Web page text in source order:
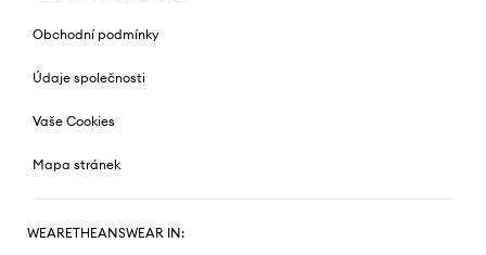
Obchodní podmínky
Údaje společnosti
Vaše Cookies
Mapa stránek
WEARETHEANSWEAR IN: